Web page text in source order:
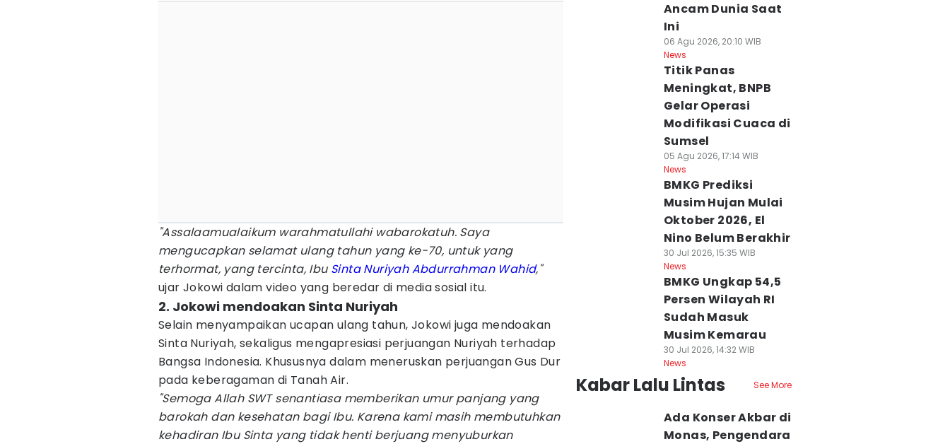
"Assalaamualaikum warahmatullahi wabarokatuh. Saya
mengucapkan selamat ulang tahun yang ke-70, untuk yang
terhormat, yang tercinta, Ibu Sinta Nuriyah Abdurrahman Wahid,"
ujar Jokowi dalam video yang beredar di media sosial itu.
2. Jokowi mendoakan Sinta Nuriyah
Selain menyampaikan ucapan ulang tahun, Jokowi juga mendoakan
Sinta Nuriyah, sekaligus mengapresiasi perjuangan Nuriyah terhadap
Bangsa Indonesia. Khususnya dalam meneruskan perjuangan Gus Dur
pada keberagaman di Tanah Air.
"Semoga Allah SWT senantiasa memberikan umur panjang yang
barokah dan kesehatan bagi Ibu. Karena kami masih membutuhkan
kehadiran Ibu Sinta yang tidak henti berjuang menyuburkan
Ancam Dunia Saat
Ini
06 Agu 2026, 20:10 WIB
News
Titik Panas
Meningkat, BNPB
Gelar Operasi
Modifikasi Cuaca di
Sumsel
05 Agu 2026, 17:14 WIB
News
BMKG Prediksi
Musim Hujan Mulai
Oktober 2026, El
Nino Belum Berakhir
30 Jul 2026, 15:35 WIB
News
BMKG Ungkap 54,5
Persen Wilayah RI
Sudah Masuk
Musim Kemarau
30 Jul 2026, 14:32 WIB
News
Kabar Lalu Lintas See More
Ada Konser Akbar di
Monas, Pengendara